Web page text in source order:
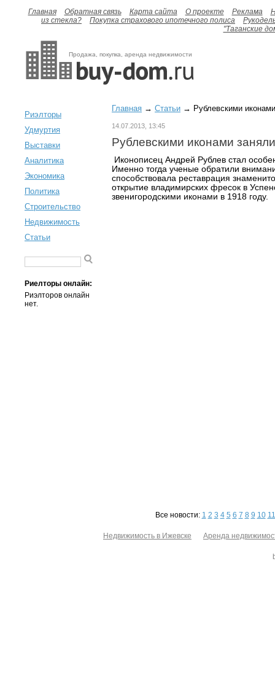
Главная Обратная связь Карта сайта О проекте Реклама
из стекла?
Покупка страхового ипотечного полиса
"Таганские
Продажа, покупка, аренда недвижимости
Риэлторы
Удмуртия
Выставки
Аналитика
Экономика
Политика
Строительство
Недвижимость
Статьи
Риелторы онлайн:
Риэлторов онлайн
нет.
Главная → Статьи → Рублевскими
14.07.2013, 13:45
Рублевскими иконами
Иконописец Андрей Рублев стал
Именно тогда ученые обратили
способствовала реставрация
открытие владимирских фресок в
звенигородскими иконами в 1918 году.
Все новости: 1 2 3 4 5 6 7 8 9 10 11
Недвижимость в Ижевске Аренда